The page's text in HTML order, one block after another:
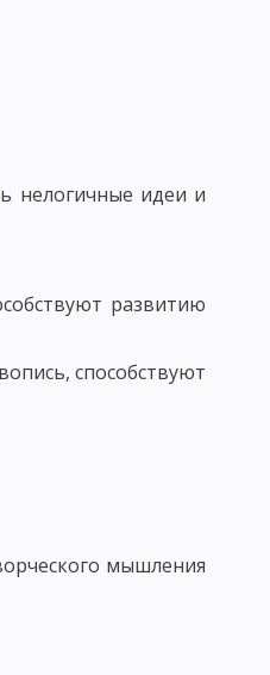
ДИДАКТИКИ
нелогичные идеи и
развитию
способствуют
мышления